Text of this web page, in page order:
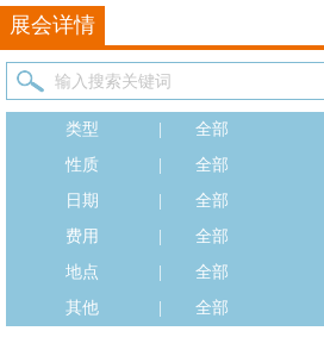
展会详情
类型
全部
性质
全部
日期
全部
费用
全部
地点
全部
其他
全部